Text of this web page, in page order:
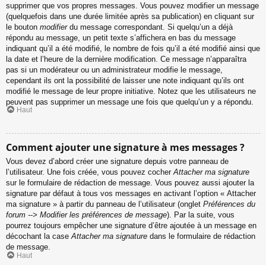
supprimer que vos propres messages. Vous pouvez modifier un message
(quelquefois dans une durée limitée après sa publication) en cliquant sur
le bouton modifierdu message correspondant. Si quelqu’un a déjà
répondu au message, un petit texte s’affichera en bas du message
indiquant qu’il a été modifié, le nombre de fois qu’il a été modifié ainsi que
la date et l’heure de la dernière modification. Ce message n’apparaîtra
pas si un modérateur ou un administrateur modifie le message,
cependant ils ont la possibilité de laisser une note indiquant qu’ils ont
modifié le message de leur propre initiative. Notez que les utilisateurs ne
peuvent pas supprimer un message une fois que quelqu’un y a répondu.
Haut
Comment ajouter une signature à mes messages ?
Vous devez d’abord créer une signature depuis votre panneau de
l’utilisateur. Une fois créée, vous pouvez cocherAttacher ma signature
sur le formulaire de rédaction de message. Vous pouvez aussi ajouter la
signature par défaut à tous vos messages en activant l’option « Attacher
ma signature » à partir du panneau de l’utilisateur (onglet Préférences du
forum --> Modifier les préférences de message). Par la suite, vous
pourrez toujours empêcher une signature d’être ajoutée à un message en
décochant la caseAttacher ma signature dans le formulaire de rédaction
de message.
Haut